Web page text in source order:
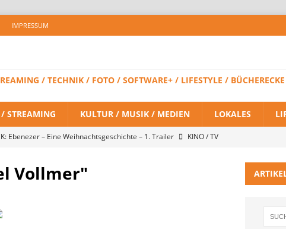
IMPRESSUM
/ TECHNIK / FOTO / SOFTWARE+ / LIFESTYLE /
STREAMING KULTUR / MUSIK / MEDIEN LOKALES
Ebenezer – Eine Weihnachtsgeschichte – 1. Trailer
KINO / TV
BRAND NEW DAY – Finaler Trailer veröffentlicht
Staffel 3 neuer Trailer und Premiere in Berlin
Vollmer"